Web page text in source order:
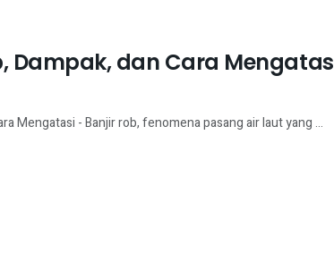
Dampak, dan Cara
Mengatasi - Banjir rob, fenomena pasang air laut yang ...